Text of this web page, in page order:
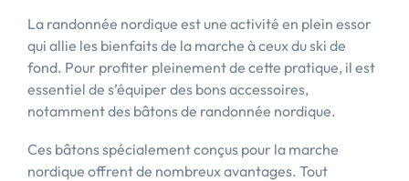
La randonnée nordique est une activité en plein essor
qui allie les bienfaits de la marche à ceux du ski de
fond. Pour profiter pleinement de cette pratique, il est
essentiel de s’équiper des bons accessoires,
notamment des bâtons de randonnée nordique.
Ces bâtons spécialement conçus pour la marche
nordique offrent de nombreux avantages. Tout